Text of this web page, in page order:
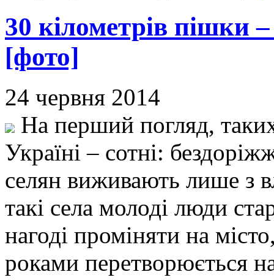
30 кілометрів пішки
[фото]
24 червня 2014
На перший погляд,
Україні – сотні:
селян виживають лише з
такі села молоді люди
нагоді проміняти на
роками перетворюється